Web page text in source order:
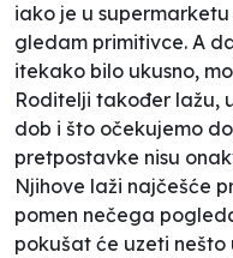
iako je u
gledam primitivce. A
itekako bilo ukusno,
Roditelji također lažu,
dob i što očekujemo
pretpostavke nisu
Njihove laži najčešće
pomen nečega
pokušat će uzeti nešto